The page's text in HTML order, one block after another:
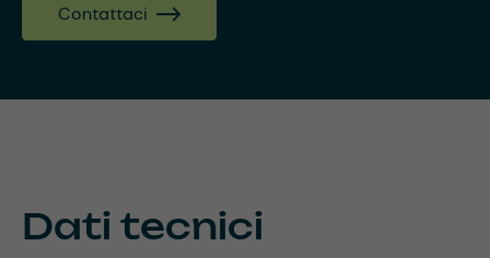
Contattaci
Dati tecnici